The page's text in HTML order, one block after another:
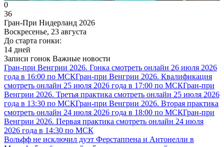
0
36
Гран-При Нидерланд 2026
Воскресенье, 23 августа
До старта гонки:
14 дней
Записи гонок Важные новости
Гран-при Венгрии 2026. Гонка смотреть онлайн 26 июля 2026
года в 16:00 по МСКГран-при Венгрии 2026. Квалификация
смотреть онлайн 25 июля 2026 года в 17:00 по МСКГран-при
Венгрии 2026. Третья практика смотреть онлайн 25 июля 2026
года в 13:30 по МСКГран-при Венгрии 2026. Вторая практика
смотреть онлайн 24 июля 2026 года в 18:00 по МСКГран-при
Венгрии 2026. Первая практика смотреть онлайн 24 июля
2026 года в 14:30 по МСК
Вольфф не исключил дуэт Ферстаппена и Антонелли в